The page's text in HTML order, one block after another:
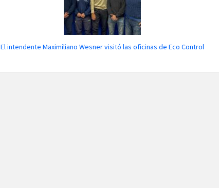
El intendente Maximiliano Wesner visitó las oficinas de Eco Control